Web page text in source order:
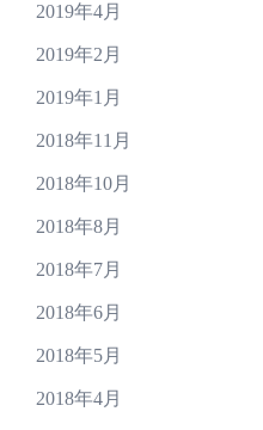
2019年4月
2019年2月
2019年1月
2018年11月
2018年10月
2018年8月
2018年7月
2018年6月
2018年5月
2018年4月